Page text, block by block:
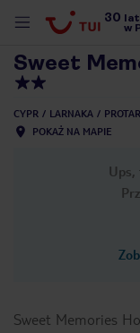
30 lat
w
Sweet
CYPR LARNAKA
POKAŻ NA MAPIE
Ups,
Sweet Memories